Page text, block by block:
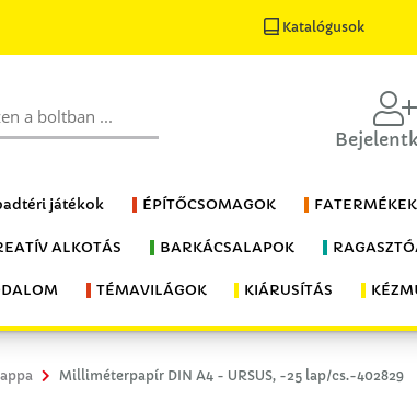
Katalógusok
játékok ÉPÍTŐCSOMAGOK FATERMÉKEK
ALKOTÁS BARKÁCSALAPOK
TÉMAVILÁGOK KIÁRUSÍTÁS
Milliméterpapír DIN A4 - URSUS, -25 lap/cs.-402829